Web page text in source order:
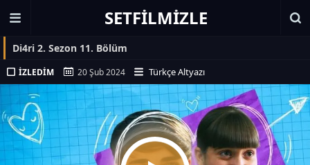
SETFILMIZLE
Di4ri 2. Sezon 11. Bölüm
İZLEDIM 20 Şub 2024 Türkçe Altyazı